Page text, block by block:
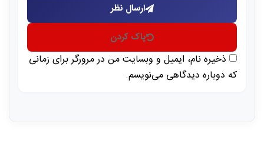
ارسال نظر
پاک کردن
ذخیره نام، ایمیل و وبسایت من در مرورگر برای زمانی
که دوباره دیدگاهی می‌نویسم.